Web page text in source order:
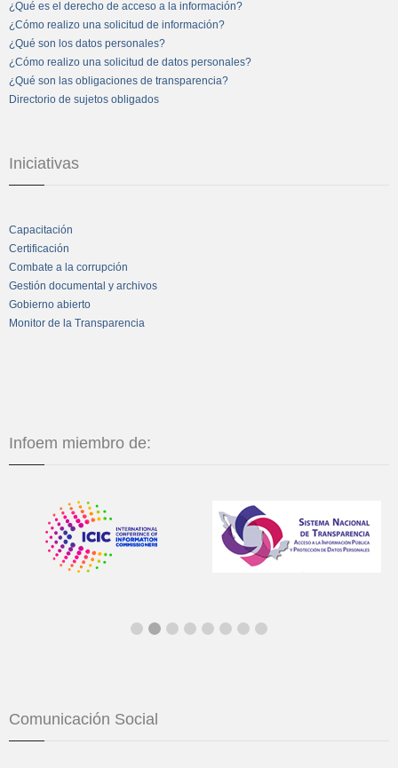
¿Qué es el derecho de acceso a la información?
¿Cómo realizo una solicitud de información?
¿Qué son los datos personales?
¿Cómo realizo una solicitud de datos personales?
¿Qué son las obligaciones de transparencia?
Directorio de sujetos obligados
Iniciativas
Capacitación
Certificación
Combate a la corrupción
Gestión documental y archivos
Gobierno abierto
Monitor de la Transparencia
Infoem miembro de:
Comunicación Social